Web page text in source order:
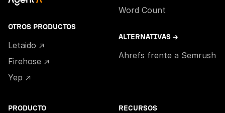
OTROS PRODUCTOS
Letaido ↗
Firehose ↗
Yep ↗
Word Count
ALTERNATIVAS →
Ahrefs frente a Semrush
PRODUCTO RECURSOS